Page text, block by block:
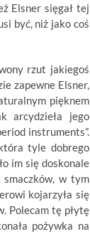
Elsner sięgał tej
być, niż jako coś
rzut jakiegoś
zapewne Elsner,
pięknem
arcydzieła jego
instruments”.
tyle dobrego
im się doskonale
smaczków, w tym
kojarzyła się
Polecam tę płytę
pożywka na